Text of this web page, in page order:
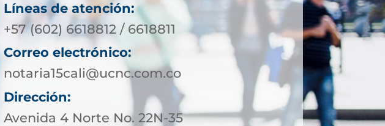
Líneas de atención:
+57 (602) 6618812 / 6618811
Correo electrónico:
notaria15cali@ucnc.com.co
Dirección:
Avenida 4 Norte No. 22N-35